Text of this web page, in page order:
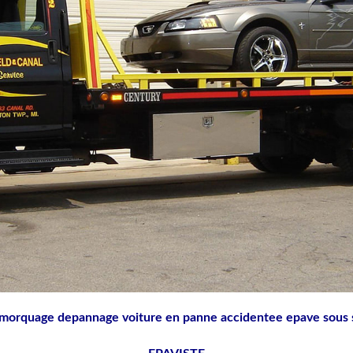
depannage voiture en panne accidentee epave sous